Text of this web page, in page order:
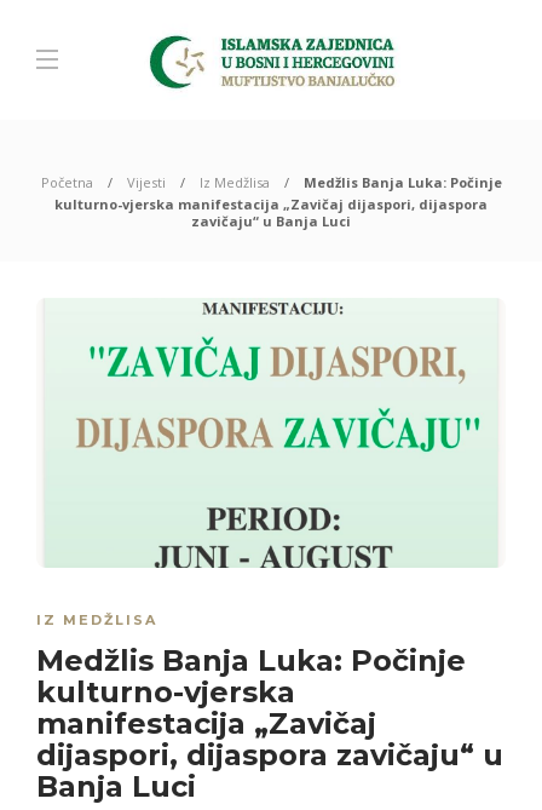
Početna Vijesti Iz Medžlisa
Medžlis Banja Luka: Počinje
kulturno-vjerska manifestacija „Zavičaj dijaspori, dijaspora
zavičaju“ u Banja Luci
IZ MEDŽLISA
Medžlis Banja Luka: Počinje
kulturno-vjerska
manifestacija „Zavičaj
dijaspori, dijaspora zavičaju“ u
Banja Luci